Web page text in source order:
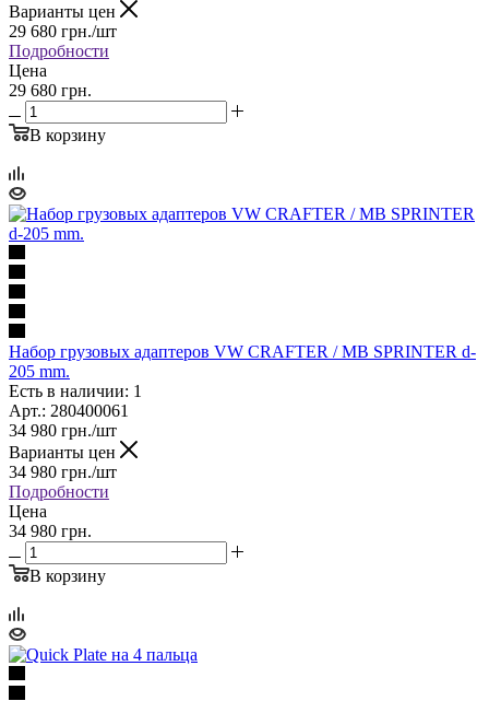
Варианты цен
29 680 грн./шт
Подробности
Цена
29 680 грн.
В корзину
Набор грузовых адаптеров VW CRAFTER / MB SPRINTER d-
205 mm.
Есть в наличии: 1
Арт.: 280400061
34 980 грн./шт
Варианты цен
34 980 грн./шт
Подробности
Цена
34 980 грн.
В корзину